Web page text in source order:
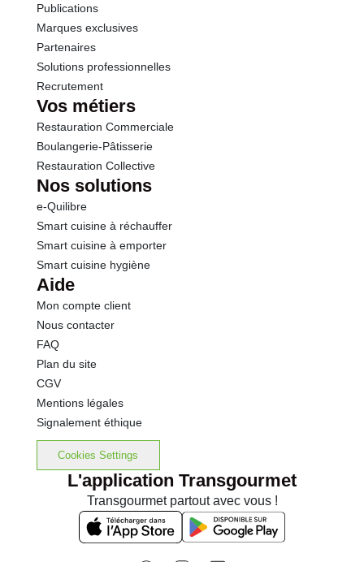
Publications
Marques exclusives
Partenaires
Solutions professionnelles
Recrutement
Vos métiers
Restauration Commerciale
Boulangerie-Pâtisserie
Restauration Collective
Nos solutions
e-Quilibre
Smart cuisine à réchauffer
Smart cuisine à emporter
Smart cuisine hygiène
Aide
Mon compte client
Nous contacter
FAQ
Plan du site
CGV
Mentions légales
Signalement éthique
Cookies Settings
L'application Transgourmet
Transgourmet partout avec vous !